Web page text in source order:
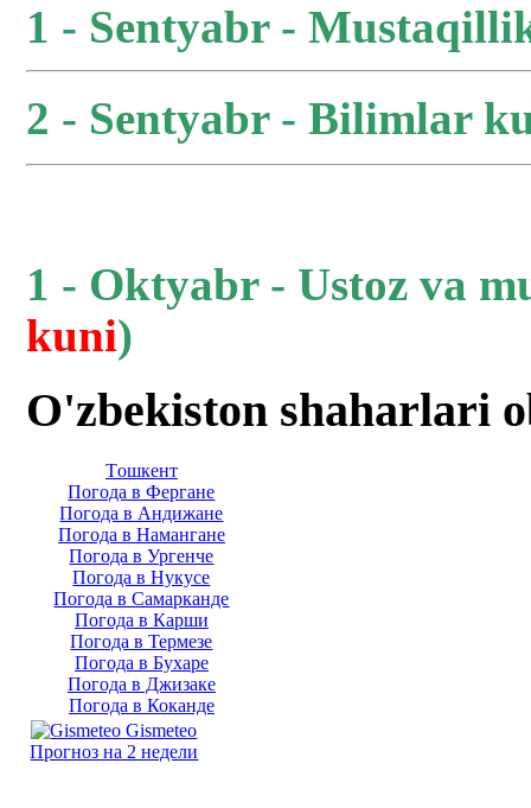
1 - Sentyabr -
2 - Sentyabr - Bilimlar
1 - Oktyabr - Ustoz va
kuni)
O'zbekiston shaharlari
Тoшкент
Погода в Фергане
Погода в Андижане
Погода в Намангане
Погода в Ургенче
Погода в Нукусе
Погода в Самарканде
Погода в Карши
Погода в Термезе
Погода в Бухаре
Погода в Джизаке
Погода в Коканде
Gismeteo
Прогноз на 2 недели